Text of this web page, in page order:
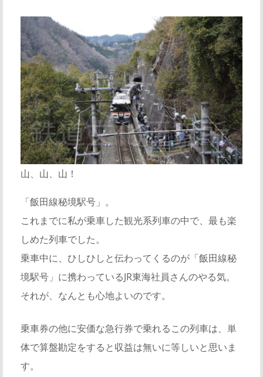
山、山、山！
「飯田線秘境駅号」。
これまでに私が乗車した観光系列車の中で、最も楽
しめた列車でした。
乗車中に、ひしひしと伝わってくるのが「飯田線秘
境駅号」に携わっているJR東海社員さんのやる気。
それが、なんとも心地よいのです。
乗車券の他に安価な急行券で乗れるこの列車は、単
体で算盤勘定をすると収益は無いに等しいと思いま
す。